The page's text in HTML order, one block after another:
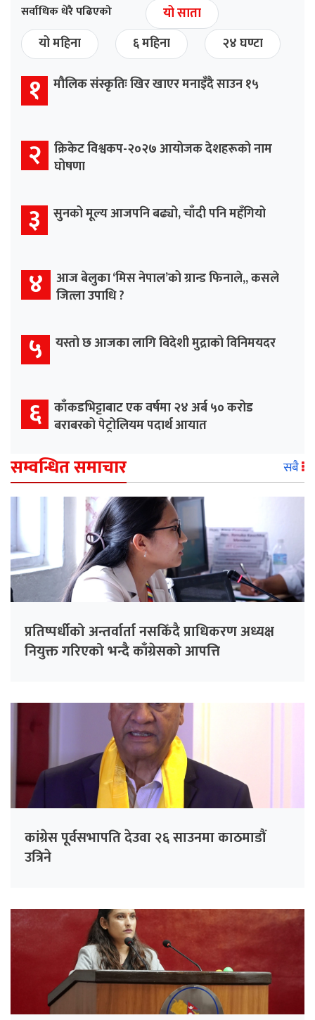
सर्वाधिक धेरै पढिएको
यो साता
यो महिना
६ महिना २४ घण्टा
१ मौलिक संस्कृतिः खिर खाएर मनाइँदै साउन १५
२
क्रिकेट विश्वकप-२०२७ आयोजक देशहरूको नाम
घोषणा
३ सुनको मूल्य आजपनि बढ्यो, चाँदी पनि महँगियो
४
आज बेलुका ‘मिस नेपाल’को ग्रान्ड फिनाले,, कसले
जित्ला उपाधि ?
५ यस्तो छ आजका लागि विदेशी मुद्राको विनिमयदर
६ काँकडभिट्टाबाट एक वर्षमा २४ अर्ब ५० करोड
बराबरको पेट्रोलियम पदार्थ आयात
सम्वन्धित समाचार सबै
प्रतिष्पर्धीको अन्तर्वार्ता नसकिँदै प्राधिकरण अध्यक्ष
नियुक्त गरिएको भन्दै काँग्रेसको आपत्ति
कांग्रेस पूर्वसभापति देउवा २६ साउनमा काठमाडौं
उत्रिने